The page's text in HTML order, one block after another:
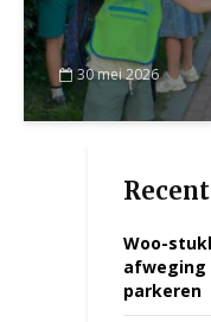
30 mei 2026
Woo-
afweging
parkeren